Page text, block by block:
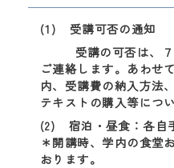
(1) 受講可否の通知
受講の可否は、７
ご連絡します。あわせ
内、受講費の納入方法
テキストの購入等につ
(2) 宿泊・昼食：各自
＊開講時、学内の食堂
おります。